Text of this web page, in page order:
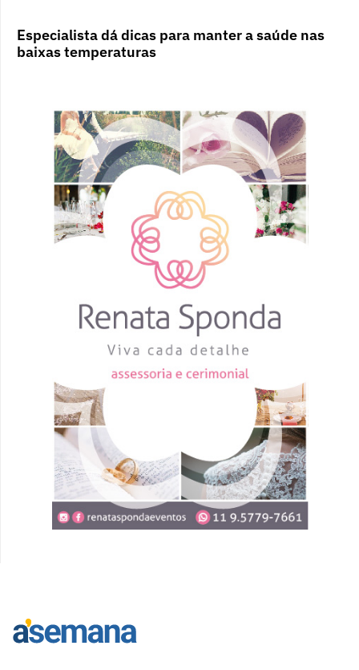
Especialista dá dicas para manter a saúde nas
baixas temperaturas